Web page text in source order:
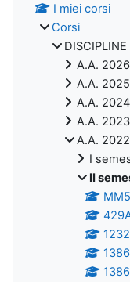
I miei corsi
Corsi
A.A.
A.A.
A.A.
A.A.
A.A.
I
II